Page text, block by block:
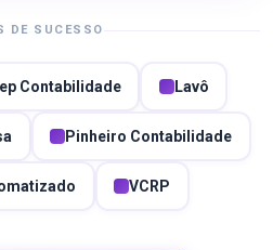
DE SUCESSO
Contabilidade Lavô
Pinheiro Contabilidade
VCRP